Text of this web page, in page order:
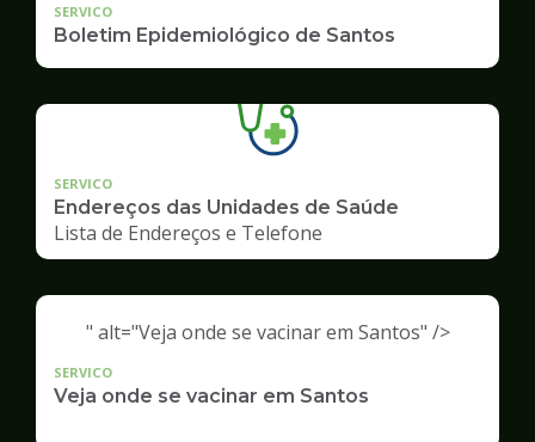
SERVICO
Boletim Epidemiológico de Santos
SERVICO
Endereços das Unidades de Saúde
Lista de Endereços e Telefone
" alt="Veja onde se vacinar em Santos" />
SERVICO
Veja onde se vacinar em Santos